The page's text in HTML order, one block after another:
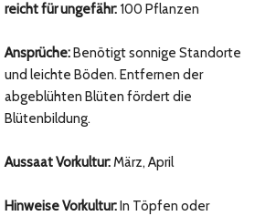
reicht für ungefähr: 100 Pflanzen
Ansprüche: Benötigt sonnige Standorte
und leichte Böden. Entfernen der
abgeblühten Blüten fördert die
Blütenbildung.
Aussaat Vorkultur:März, April
Hinweise Vorkultur: In Töpfen oder